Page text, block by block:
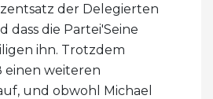
der Delegierten
dass die Partei'Seine
ihn. Trotzdem
einen weiteren
und obwohl Michael